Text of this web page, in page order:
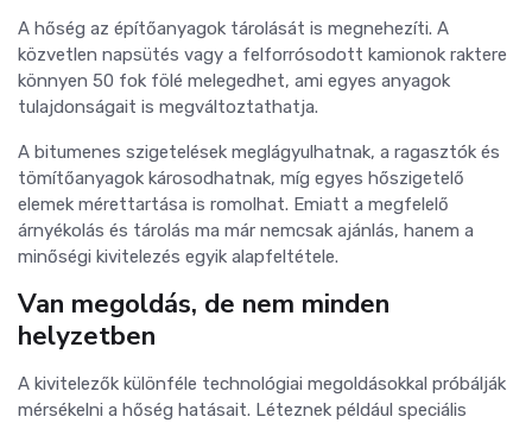
A hőség az építőanyagok tárolását is megnehezíti. A
közvetlen napsütés vagy a felforrósodott kamionok raktere
könnyen 50 fok fölé melegedhet, ami egyes anyagok
tulajdonságait is megváltoztathatja.
A bitumenes szigetelések meglágyulhatnak, a ragasztók és
tömítőanyagok károsodhatnak, míg egyes hőszigetelő
elemek mérettartása is romolhat. Emiatt a megfelelő
árnyékolás és tárolás ma már nemcsak ajánlás, hanem a
minőségi kivitelezés egyik alapfeltétele.
Van megoldás, de nem minden
helyzetben
A kivitelezők különféle technológiai megoldásokkal próbálják
mérsékelni a hőség hatásait. Léteznek például speciális